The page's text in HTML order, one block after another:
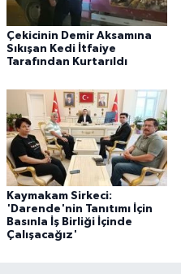
Çekicinin Demir Aksamına
Sıkışan Kedi İtfaiye
Tarafından Kurtarıldı
Kaymakam Sirkeci:
'Darende'nin Tanıtımı İçin
Basınla İş Birliği İçinde
Çalışacağız'